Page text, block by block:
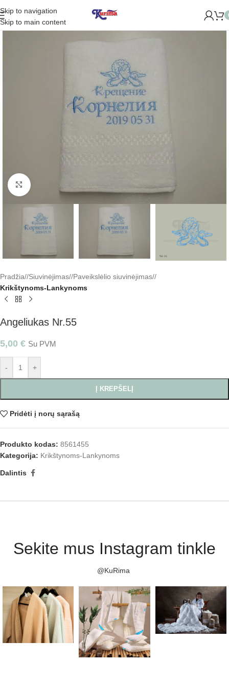
Skip to navigation
Skip to main content
NAUJĄ PARDUOTUVĘ ŽVĖRYNE (SĖLIŲ G. 29
Padidinti
Pradžia/ Siuvinėjimas/ Paveikslėlio siuvinėjimas/
Krikštynoms-Lankynoms
Angeliukas Nr.55
5,00 € Su PVM
- +
Į KREPŠELĮ
Pridėti į norų sąrašą
Produkto kodas: 8561455
Kategorija: Krikštynoms-Lankynoms
Dalintis
Sekite mus Instagram tinkle
@KuRima